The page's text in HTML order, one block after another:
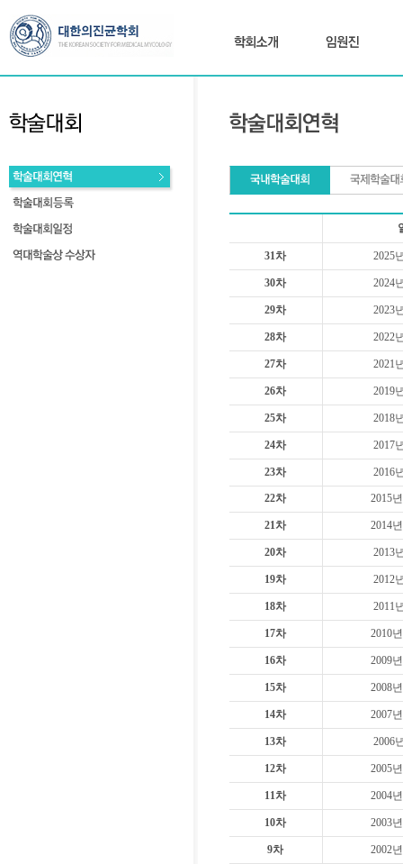
31차 2025
30차 2024
29차 2023
28차 2022
27차 2021
26차 2019
25차 2018
24차 2017
23차 2016
22차 2015
21차 2014
20차 2013
19차 2012
18차 2011
17차 2010
16차 2009
15차 2008
14차 2007
13차 2006
12차 2005
11차 2004
10차 2003
9차 2002